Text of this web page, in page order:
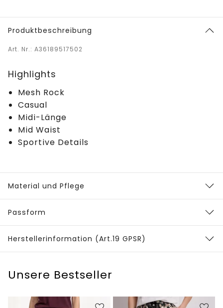
Produktbeschreibung
Art. Nr.: A36189517502
Highlights
Mesh Rock
Casual
Midi-Länge
Mid Waist
Sportive Details
Material und Pflege
Passform
Herstellerinformation (Art.19 GPSR)
Unsere Bestseller